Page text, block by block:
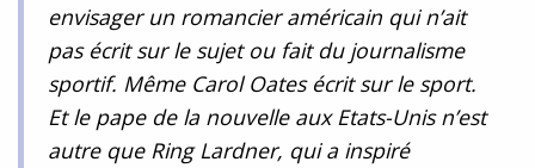
envisager un romancier américain qui n’ait
pas écrit sur le sujet ou fait du journalisme
sportif. Même Carol Oates écrit sur le sport.
Et le pape de la nouvelle aux Etats-Unis n’est
autre que Ring Lardner, qui a inspiré